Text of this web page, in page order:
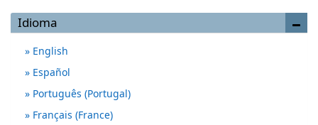
Idioma
English
Español
Português (Portugal)
Français (France)